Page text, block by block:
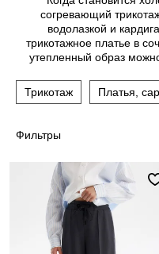
Джинсы
Футболки, топы,
Спортивные костюмы
Спортивная одежда
Купальники
Пижамы и одежда для
Аксессуары
Варежки, перчатки
Другое
Джинсы
Футболки, лонгсливы
Спортивные костюмы
Спортивная одежда
Флис, термобелье
Плавки
Пижамы и одежда для
Аксессуары
Другое
согревающий
водолазкой и
трикотажное платье в
утепленный образ
Трикотаж Платья,
Фильтры